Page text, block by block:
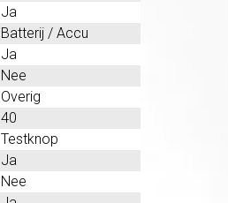
Ja
Batterij / Accu
Ja
Nee
Overig
40
Testknop
Ja
Nee